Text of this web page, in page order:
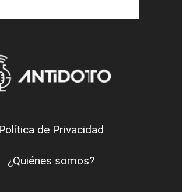
Política de Privacidad
¿Quiénes somos?